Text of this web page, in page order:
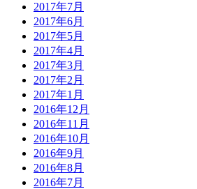
2017年7月
2017年6月
2017年5月
2017年4月
2017年3月
2017年2月
2017年1月
2016年12月
2016年11月
2016年10月
2016年9月
2016年8月
2016年7月